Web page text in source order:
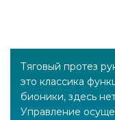
Тяговый протез
это классика
бионики, здесь
Управление